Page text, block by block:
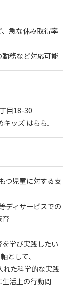
ちら
急な休み取得率
務など対応可能
目18-30
キッズ はらら』
つ児童に対する支
ディサービスでの
育
学び実践したい
として、
れた科学的な実践
生活上の行動問